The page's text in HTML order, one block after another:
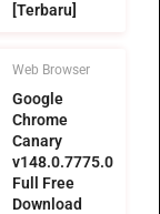
[Terbaru]
Web Browser
Google
Chrome
Canary
v148.0.7775.0
Full Free
Download